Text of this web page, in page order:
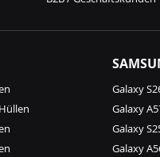
Galaxy
Galaxy
Galaxy
Galaxy